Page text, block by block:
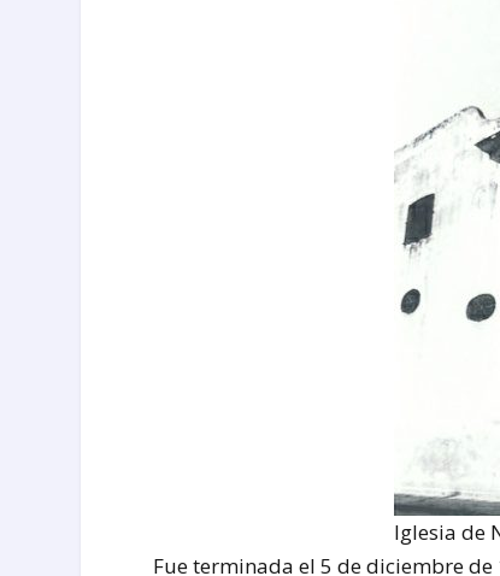
Iglesia de
Fue terminada el 5 de diciembre